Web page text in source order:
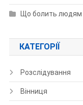
Що болить людям
КАТЕГОРІЇ
Розслідування
Вінниця